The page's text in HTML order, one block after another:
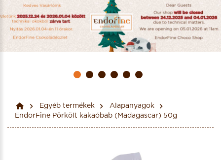
Egyéb termékek
Alapanyagok
EndorFine Pörkölt kakaóbab (Madagascar) 50g